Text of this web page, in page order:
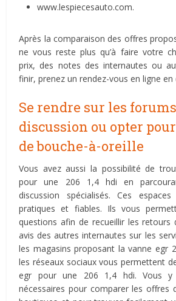
www.lespiecesauto.com.
Après la comparaison des offres
ne vous reste plus qu’à faire votre
prix, des notes des internautes ou
finir, prenez un rendez-vous en ligne en
Se rendre sur les
discussion ou opter
de bouche-à-oreille
Vous avez aussi la possibilité de
pour une 206 1,4 hdi en
discussion spécialisés. Ces
pratiques et fiables. Ils vous
questions afin de recueillir les retours
avis des autres internautes sur les
les magasins proposant la vanne egr
les réseaux sociaux vous permettent
egr pour une 206 1,4 hdi. Vous y
nécessaires pour comparer les offres